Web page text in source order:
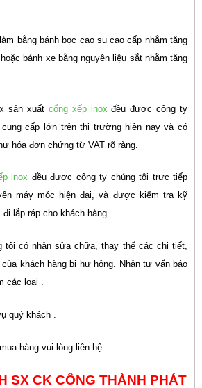
làm bằng bánh bọc cao su cao cấp nhằm tăng
bánh xe bằng nguyên liệu sắt nhằm tăng
sản xuất cổng xếp inox đều được công ty
cấp lớn trên thị trường hiện nay và có
hóa đơn chứng từ VAT rõ ràng.
inox đều được công ty chúng tôi trực tiếp
máy móc hiện đại, và được kiểm tra kỹ
lắp ráp cho khách hàng.
tôi có nhận sửa chữa, thay thế các chi tiết,
khách hàng bị hư hỏng. Nhận tư vấn báo
các loại .
quý khách .
hàng vui lòng liên hệ
SX CK CÔNG THÀNH PHÁT